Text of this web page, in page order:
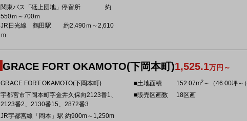
関東バス「砥上団地」停留所 約
550ｍ～700ｍ
JR日光線 鶴田駅 約2,490ｍ～2,610
ｍ
GRACE FORT OKAMOTO(下岡本町)1,525.1万円～
GRACE FORT OKAMOTO(下岡本町)
宇都宮市下岡本町字金井久保向2123番1、
2123番2、2130番15、2872番3
JR宇都宮線「岡本」駅 約900m～1,250m
■土地面積 152.07m2 ～（46.00坪～）
■販売区画数
18区画